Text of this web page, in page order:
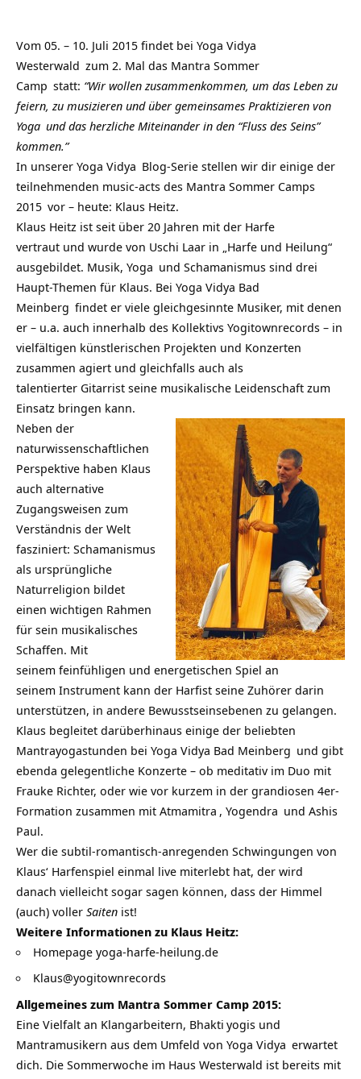
Vom 05. – 10. Juli 2015 findet bei Yoga Vidya
Westerwald zum 2. Mal das Mantra Sommer
Camp statt: “Wir wollen zusammenkommen, um das Leben zu
feiern, zu musizieren und über gemeinsames Praktizieren von
Yoga und das herzliche Miteinander in den “Fluss des Seins”
kommen.”
In unserer Yoga Vidya Blog-Serie stellen wir dir einige der
teilnehmenden music-acts des Mantra Sommer Camps
2015 vor – heute: Klaus Heitz.
Klaus Heitz ist seit über 20 Jahren mit der Harfe
vertraut und wurde von Uschi Laar in „Harfe und Heilung“
ausgebildet. Musik, Yoga und Schamanismus sind drei
Haupt-Themen für Klaus. Bei Yoga Vidya Bad
Meinberg findet er viele gleichgesinnte Musiker, mit denen
er – u.a. auch innerhalb des Kollektivs Yogitownrecords – in
vielfältigen künstlerischen Projekten und Konzerten
zusammen agiert und gleichfalls auch als
talentierter Gitarrist seine musikalische Leidenschaft zum
Einsatz bringen kann.
Neben der
naturwissenschaftlichen
Perspektive haben Klaus
auch alternative
Zugangsweisen zum
Verständnis der Welt
fasziniert: Schamanismus
als ursprüngliche
Naturreligion bildet
einen wichtigen Rahmen
für sein musikalisches
Schaffen. Mit
seinem feinfühligen und energetischen Spiel an
seinem Instrument kann der Harfist seine Zuhörer darin
unterstützen, in andere Bewusstseinsebenen zu gelangen.
Klaus begleitet darüberhinaus einige der beliebten
Mantrayogastunden bei Yoga Vidya Bad Meinberg und gibt
ebenda gelegentliche Konzerte – ob meditativ im Duo mit
Frauke Richter, oder wie vor kurzem in der grandiosen 4er-
Formation zusammen mit Atmamitra , Yogendra und Ashis
Paul.
Wer die subtil-romantisch-anregenden Schwingungen von
Klaus‘ Harfenspiel einmal live miterlebt hat, der wird
danach vielleicht sogar sagen können, dass der Himmel
(auch) voller Saiten ist!
Weitere Informationen zu Klaus Heitz:
Homepage yoga-harfe-heilung.de
Klaus@yogitownrecords
Allgemeines zum Mantra Sommer Camp 2015:
Eine Vielfalt an Klangarbeitern, Bhakti yogis und
Mantramusikern aus dem Umfeld von Yoga Vidya erwartet
dich. Die Sommerwoche im Haus Westerwald ist bereits mit